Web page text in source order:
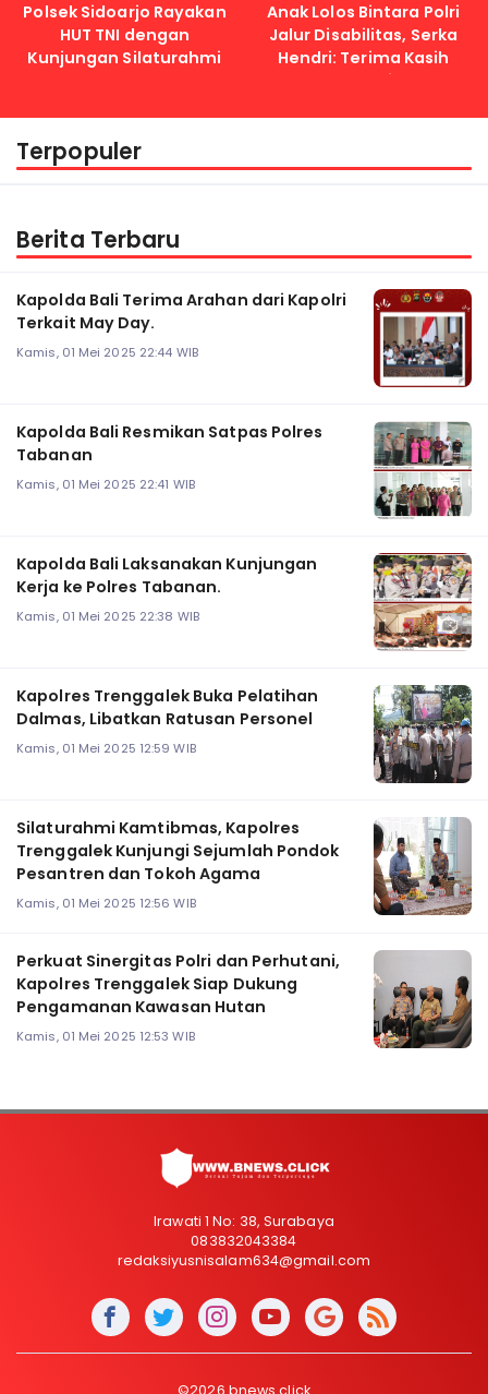
Polsek Sidoarjo Rayakan
HUT TNI dengan
Kunjungan Silaturahmi
Anak Lolos Bintara Polri
Jalur Disabilitas, Serka
Hendri: Terima Kasih
Kapolri
Terpopuler
Berita Terbaru
Kapolda Bali Terima Arahan dari Kapolri
Terkait May Day.
Kamis, 01 Mei 2025 22:44 WIB
Kapolda Bali Resmikan Satpas Polres
Tabanan
Kamis, 01 Mei 2025 22:41 WIB
Kapolda Bali Laksanakan Kunjungan
Kerja ke Polres Tabanan.
Kamis, 01 Mei 2025 22:38 WIB
Kapolres Trenggalek Buka Pelatihan
Dalmas, Libatkan Ratusan Personel
Kamis, 01 Mei 2025 12:59 WIB
Silaturahmi Kamtibmas, Kapolres
Trenggalek Kunjungi Sejumlah Pondok
Pesantren dan Tokoh Agama
Kamis, 01 Mei 2025 12:56 WIB
Perkuat Sinergitas Polri dan Perhutani,
Kapolres Trenggalek Siap Dukung
Pengamanan Kawasan Hutan
Kamis, 01 Mei 2025 12:53 WIB
Irawati 1 No: 38, Surabaya
083832043384
redaksiyusnisalam634@gmail.com